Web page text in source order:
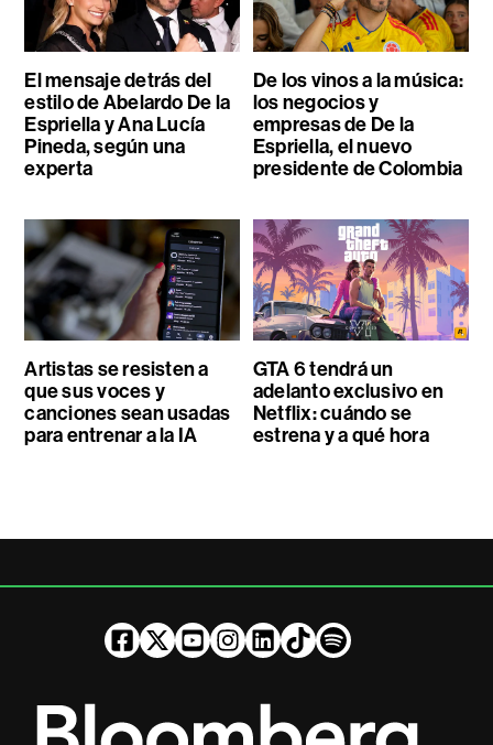
El mensaje detrás del
estilo de Abelardo De la
Espriella y Ana Lucía
Pineda, según una
experta
De los vinos a la música:
los negocios y
empresas de De la
Espriella, el nuevo
presidente de Colombia
Artistas se resisten a
que sus voces y
canciones sean usadas
para entrenar a la IA
GTA 6 tendrá un
adelanto exclusivo en
Netflix: cuándo se
estrena y a qué hora